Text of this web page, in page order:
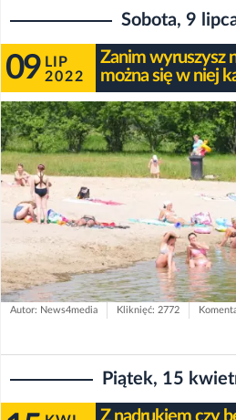
Sobota, 9
09 LIP
2022
Zanim wyruszysz
można się w niej
Autor: News4media Kliknięć: 2772
Piątek, 15
Z nadrukiem czy